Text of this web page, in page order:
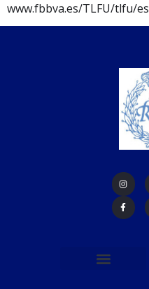
www.fbbva.es/TLFU/tlfu/